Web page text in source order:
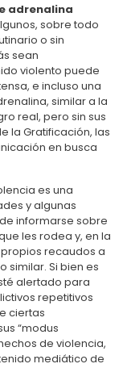
adrenalina
sobre todo
o sin
sean
violento puede
e incluso una
similar a la
real, pero sin sus
la Gratificación, las
en busca
es una
y algunas
informarse sobre
les rodea y, en la
recaudos a
similar. Si bien es
alertado para
repetitivos
ciertas
“modus
de violencia,
mediático de